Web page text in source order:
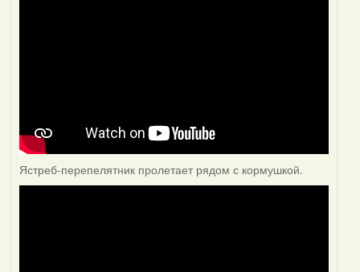
Ястреб-перепелятник пролетает рядом с кормушкой.